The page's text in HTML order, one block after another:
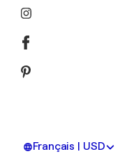
Français | USD